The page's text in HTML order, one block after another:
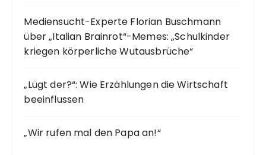
Mediensucht-Experte Florian Buschmann
über „Italian Brainrot“-Memes: „Schulkinder
kriegen körperliche Wutausbrüche“
„Lügt der?“: Wie Erzählungen die Wirtschaft
beeinflussen
„Wir rufen mal den Papa an!“